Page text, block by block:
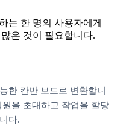
는 한 명의 사용자에게
은 것이 필요합니다.
한 칸반 보드로 변환합니
을 초대하고 작업을 할당
다.